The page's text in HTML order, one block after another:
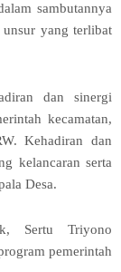
sambutannya
unsur yang terlibat
dan sinergi
kecamatan,
Kehadiran dan
kelancaran serta
Desa.
Sertu Triyono
pemerintah